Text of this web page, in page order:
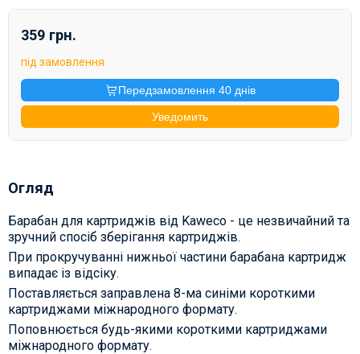
359 грн.
під замовлення
Передзамовлення 40 днів
Уведомить
Огляд
Барабан для картриджів від Kaweco - це незвичайний та
зручний спосіб зберігання картриджів.
При прокручуванні нижньої частини барабана картридж
випадає із відсіку.
Поставляється заправлена 8-ма синіми короткими
картриджами міжнародного формату.
Поповнюється будь-якими короткими картриджами
міжнародного формату.